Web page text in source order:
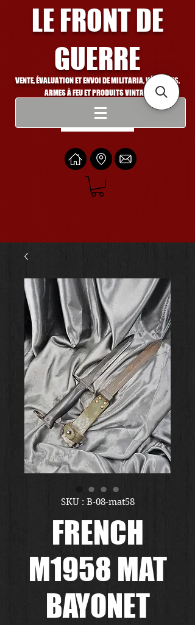
LE FRONT DE
GUERRE
VENTE, ÉVALUATION ET ENVOI DE MILITARIA, VÉHICULES,
ARMES À FEU ET PRODUITS VINTAGE
Se connecter
SKU : B-08-mat58
FRENCH
M1958 MAT
BAYONET